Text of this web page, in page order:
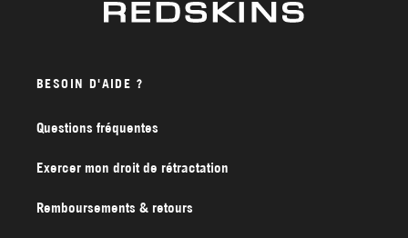
BESOIN D'AIDE ?
Questions fréquentes
Exercer mon droit de rétractation
Remboursements & retours